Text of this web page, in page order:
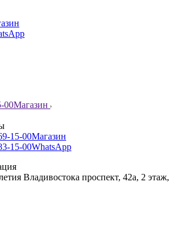
00Магазин
15-00Магазин
15-00WhatsApp
Владивостока проспект, 42а, 2 этаж,